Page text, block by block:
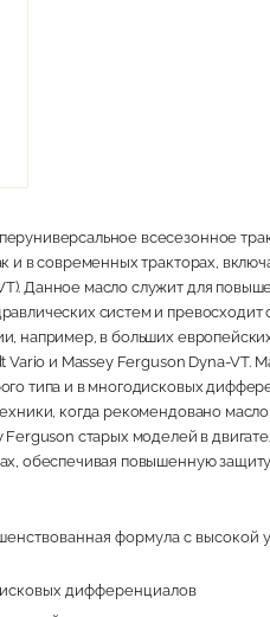
всесезонное
и в современных тракторах,
Данное масло служит для
систем и
например, в больших
и Massey Ferguson Dyna-VT.
типа и в многодисковых
когда рекомендовано
старых моделей в
обеспечивая повышенную
формула с высокой
дифференциалов